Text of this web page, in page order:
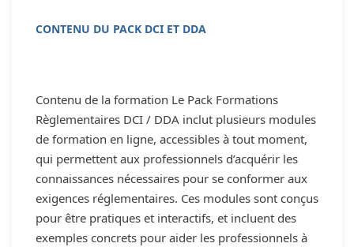
CONTENU DU PACK DCI ET DDA
Contenu de la formation Le Pack Formations
Règlementaires DCI / DDA inclut plusieurs modules
de formation en ligne, accessibles à tout moment,
qui permettent aux professionnels d’acquérir les
connaissances nécessaires pour se conformer aux
exigences réglementaires. Ces modules sont conçus
pour être pratiques et interactifs, et incluent des
exemples concrets pour aider les professionnels à